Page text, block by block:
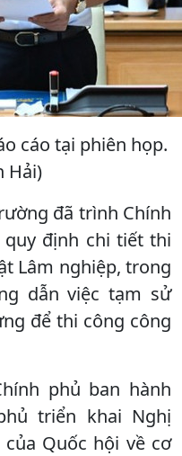
cáo tại phiên họp.
Hải)
đã trình Chính
định chi tiết thi
Lâm nghiệp, trong
dẫn việc tạm sử
để thi công công
phủ ban hành
triển khai Nghị
của Quốc hội về cơ